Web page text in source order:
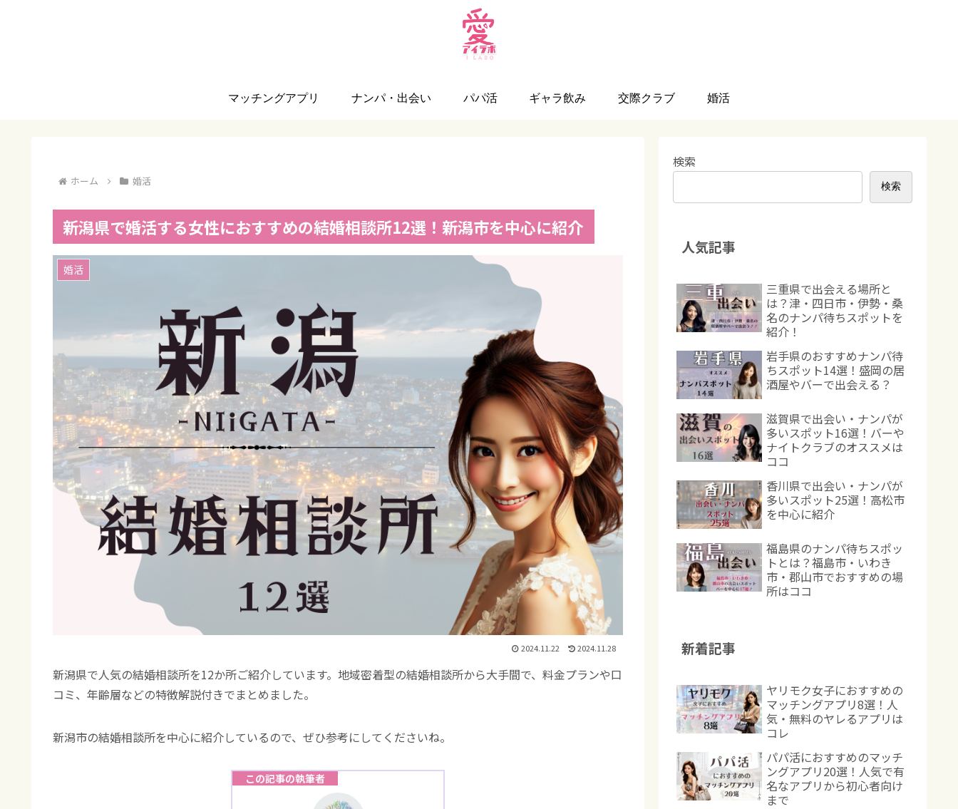
マッチングアプリ ナンパ・出会い パパ活 ギャラ飲み 交際クラブ 婚活
ホーム 婚活
新潟県で婚活する女性におすすめの結婚相談所12選！新潟市を中心に紹介
婚活
2024.11.22 2024.11.28
新潟県で人気の結婚相談所を12か所ご紹介しています。地域密着型の結婚相談所から大手間で、料金プランや口
コミ、年齢層などの特徴解説付きでまとめました。
新潟市の結婚相談所を中心に紹介しているので、ぜひ参考にしてくださいね。
この記事の執筆者
検索
検索
人気記事
三重県で出会える場所と
は？津・四日市・伊勢・桑
名のナンパ待ちスポットを
紹介！
岩手県のおすすめナンパ待
ちスポット14選！盛岡の居
酒屋やバーで出会える？
滋賀県で出会い・ナンパが
多いスポット16選！バーや
ナイトクラブのオススメは
ココ
香川県で出会い・ナンパが
多いスポット25選！高松市
を中心に紹介
福島県のナンパ待ちスポッ
トとは？福島市・いわき
市・郡山市でおすすめの場
所はココ
新着記事
ヤリモク女子におすすめの
マッチングアプリ8選！人
気・無料のヤレるアプリは
コレ
パパ活におすすめのマッチ
ングアプリ20選！人気で有
名なアプリから初心者向け
まで